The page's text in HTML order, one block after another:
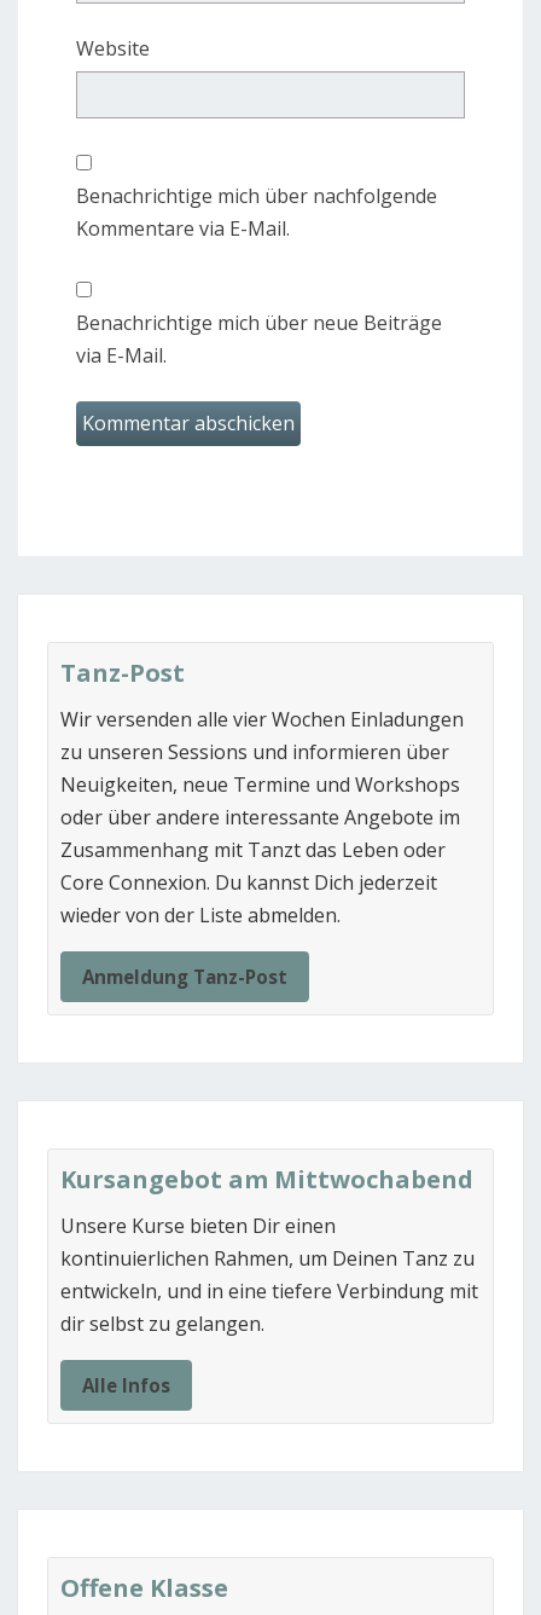
Website
Benachrichtige mich über nachfolgende
Kommentare via E-Mail.
Benachrichtige mich über neue Beiträge
via E-Mail.
Tanz-Post
Wir versenden alle vier Wochen Einladungen
zu unseren Sessions und informieren über
Neuigkeiten, neue Termine und Workshops
oder über andere interessante Angebote im
Zusammenhang mit Tanzt das Leben oder
Core Connexion. Du kannst Dich jederzeit
wieder von der Liste abmelden.
Anmeldung Tanz-Post
Kursangebot am Mittwochabend
Unsere Kurse bieten Dir einen
kontinuierlichen Rahmen, um Deinen Tanz zu
entwickeln, und in eine tiefere Verbindung mit
dir selbst zu gelangen.
Alle Infos
Offene Klasse